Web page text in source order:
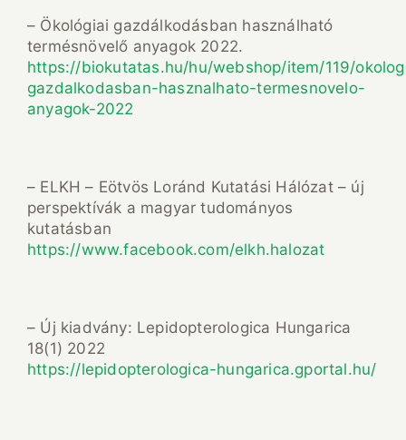
– Ökológiai gazdálkodásban használható
termésnövelő anyagok 2022.
https://biokutatas.hu/hu/webshop/item/119/
gazdalkodasban-hasznalhato-termesnovelo-
anyagok-2022
– ELKH – Eötvös Loránd Kutatási Hálózat – új
perspektívák a magyar tudományos
kutatásban
https://www.facebook.com/elkh.halozat
– Új kiadvány: Lepidopterologica Hungarica
18(1) 2022
https://lepidopterologica-hungarica.gportal.hu/